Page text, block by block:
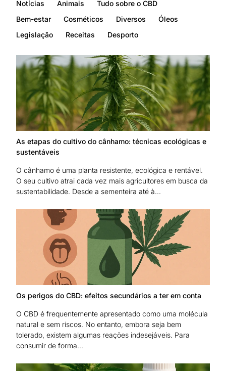
Notícias Animais
Tudo sobre o CBD
Bem-estar
Cosméticos Diversos
Óleos
Legislação
Receitas Desporto
As etapas do cultivo do cânhamo: técnicas ecológicas e
sustentáveis
O cânhamo é uma planta resistente, ecológica e rentável.
O seu cultivo atrai cada vez mais agricultores em busca da
sustentabilidade. Desde a sementeira até à...
Os perigos do CBD: efeitos secundários a ter em conta
O CBD é frequentemente apresentado como uma molécula
natural e sem riscos. No entanto, embora seja bem
tolerado, existem algumas reações indesejáveis. Para
consumir de forma...